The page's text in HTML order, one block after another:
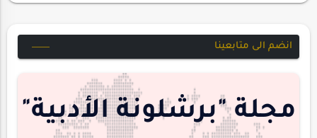
هايكو
interview
انضم الى متابعينا
مجلة "برشلونة الأدبية"